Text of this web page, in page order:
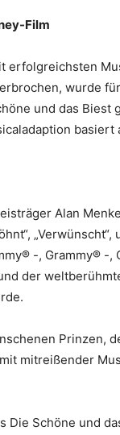
Film
wurde
und das
Alan
-, Grammy® -
der
Prinzen,
mitreißender
Schöne und